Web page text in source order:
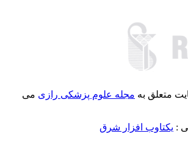
متعلق بهمجله علوم پزشکی رازی می
: یکتاوب افزار شرق